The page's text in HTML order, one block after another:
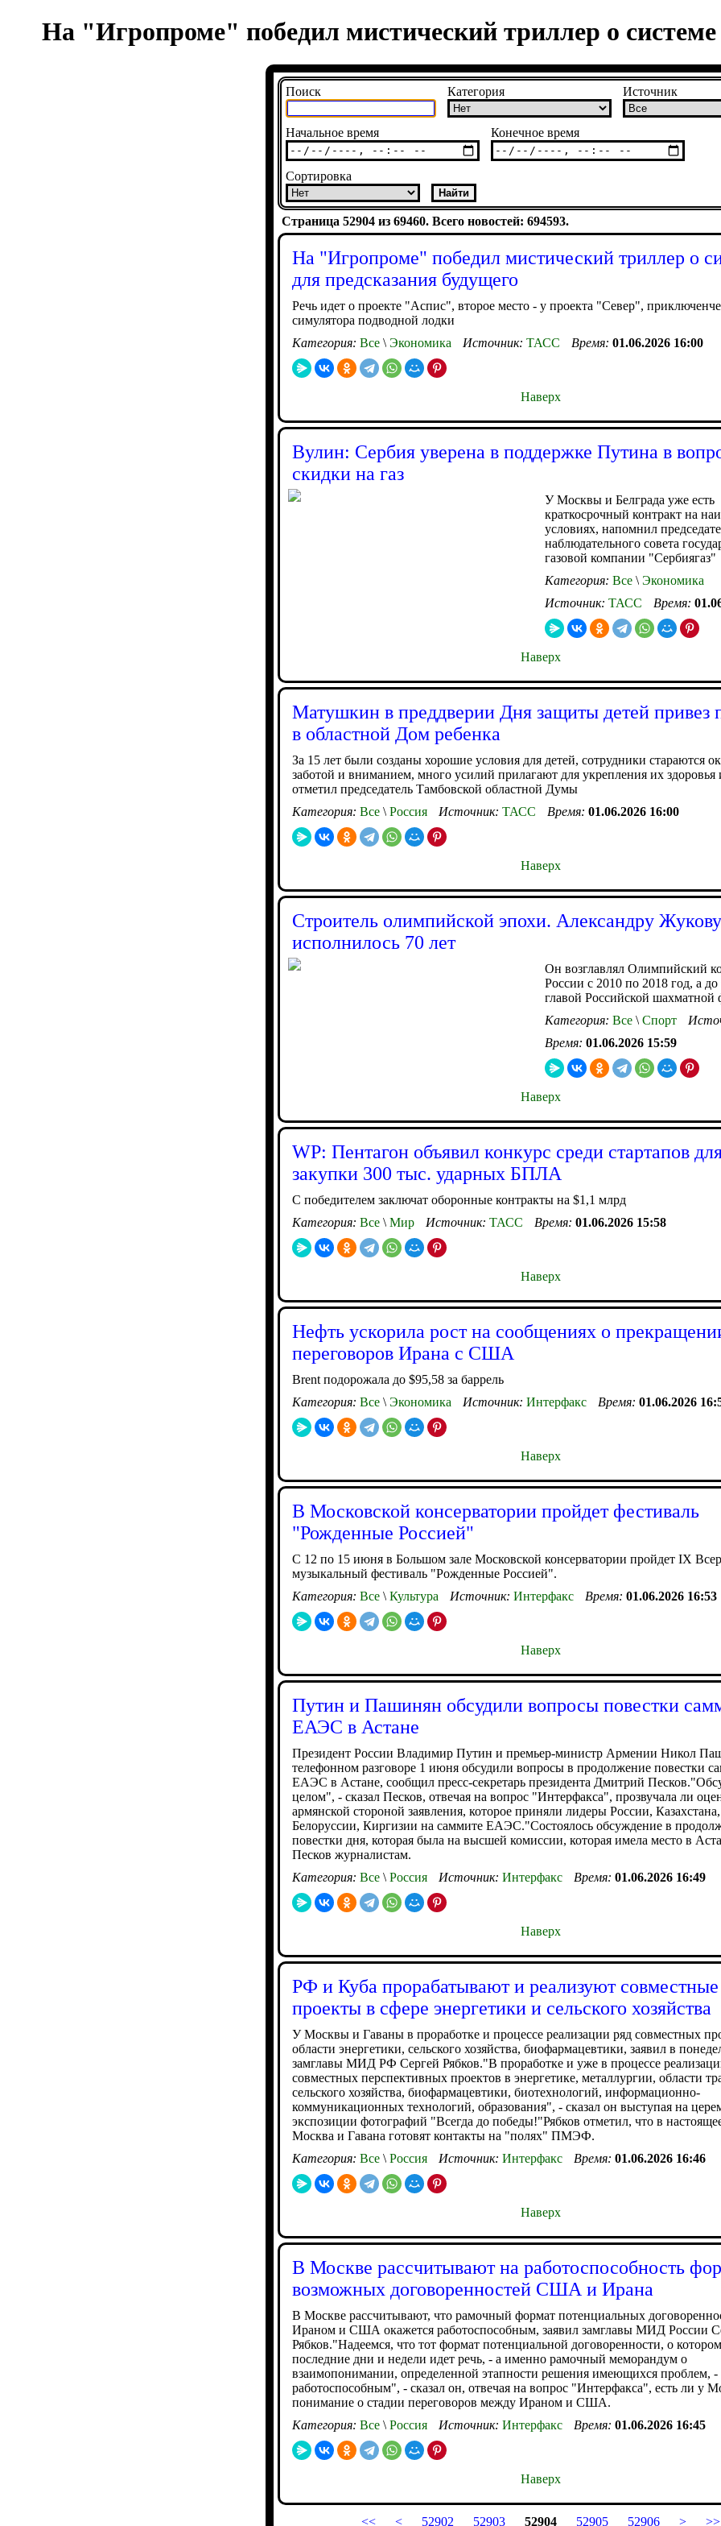
На "Игропроме" победил мистический триллер о системе
Поиск Категория Источник
Начальное время Конечное время
Сортировка
Страница 52904 из 69460. Всего новостей: 694593.
На "Игропроме" победил мистический триллер о
для предсказания будущего
Речь идет о проекте "Аспис", второе место - у проекта "Север",
симулятора подводной лодки
Категория: Все \ Экономика Источник: ТАСС Время: 01.06.2026 16:00
Наверх
Вулин: Сербия уверена в поддержке Путина в
скидки на газ
У Москвы и Белграда уже есть
краткосрочный контракт на
условиях, напомнил
наблюдательного совета
газовой компании "Сербиягаз"
Категория: Все \ Экономика
Источник: ТАСС Время:
Наверх
Матушкин в преддверии Дня защиты детей привез
в областной Дом ребенка
За 15 лет были созданы хорошие условия для детей, сотрудники стараются
заботой и вниманием, много усилий прилагают для укрепления их здоровья
отметил председатель Тамбовской областной Думы
Категория: Все \ Россия Источник: ТАСС Время: 01.06.2026 16:00
Наверх
Строитель олимпийской эпохи. Александру Жукову
исполнилось 70 лет
Он возглавлял Олимпийский
России с 2010 по 2018 год, а
главой Российской шахматной
Категория: Все \ Спорт
Время: 01.06.2026 15:59
Наверх
WP: Пентагон объявил конкурс среди стартапов
закупки 300 тыс. ударных БПЛА
С победителем заключат оборонные контракты на $1,1 млрд
Категория: Все \ Мир Источник: ТАСС Время: 01.06.2026 15:58
Наверх
Нефть ускорила рост на сообщениях о
переговоров Ирана с США
Brent подорожала до $95,58 за баррель
Категория: Все \ Экономика Источник: Интерфакс Время: 01.06.2026
Наверх
В Московской консерватории пройдет фестиваль
"Рожденные Россией"
С 12 по 15 июня в Большом зале Московской консерватории пройдет IX
музыкальный фестиваль "Рожденные Россией".
Категория: Все \ Культура Источник: Интерфакс Время: 01.06.2026 16:53
Наверх
Путин и Пашинян обсудили вопросы повестки
ЕАЭС в Астане
Президент России Владимир Путин и премьер-министр Армении Никол
телефонном разговоре 1 июня обсудили вопросы в продолжение повестки
ЕАЭС в Астане, сообщил пресс-секретарь президента Дмитрий
целом", - сказал Песков, отвечая на вопрос "Интерфакса", прозвучала ли
армянской стороной заявления, которое приняли лидеры России, Казахстана,
Белоруссии, Киргизии на саммите ЕАЭС."Состоялось обсуждение в
повестки дня, которая была на высшей комиссии, которая имела место в
Песков журналистам.
Категория: Все \ Россия Источник: Интерфакс Время: 01.06.2026 16:49
Наверх
РФ и Куба прорабатывают и реализуют совместные
проекты в сфере энергетики и сельского хозяйства
У Москвы и Гаваны в проработке и процессе реализации ряд совместных
области энергетики, сельского хозяйства, биофармацевтики, заявил в
замглавы МИД РФ Сергей Рябков."В проработке и уже в процессе
совместных перспективных проектов в энергетике, металлургии, области
сельского хозяйства, биофармацевтики, биотехнологий, информационно-
коммуникационных технологий, образования", - сказал он выступая на
экспозиции фотографий "Всегда до победы!"Рябков отметил, что в
Москва и Гавана готовят контакты на "полях" ПМЭФ.
Категория: Все \ Россия Источник: Интерфакс Время: 01.06.2026 16:46
Наверх
В Москве рассчитывают на работоспособность
возможных договоренностей США и Ирана
В Москве рассчитывают, что рамочный формат потенциальных
Ираном и США окажется работоспособным, заявил замглавы МИД России
Рябков."Надеемся, что тот формат потенциальной договоренности, о
последние дни и недели идет речь, - а именно рамочный меморандум о
взаимопонимании, определенной этапности решения имеющихся проблем, -
работоспособным", - сказал он, отвечая на вопрос "Интерфакса", есть ли у
понимание о стадии переговоров между Ираном и США.
Категория: Все \ Россия Источник: Интерфакс Время: 01.06.2026 16:45
Наверх
<< < 52902 52903 52904 52905 52906 > >>